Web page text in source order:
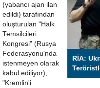
RİA:
(yabancı ajan ilan
edildi) tarafından
oluşturulan "Halk
Temsilcileri
Kongresi" (Rusya
Federasyonu'nda
istenmeyen olarak
kabul ediliyor),
"Kremlin'i